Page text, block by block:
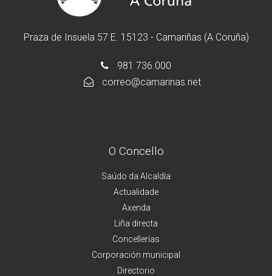
Praza de Insuela 57 E. 15123 - Camariñas (A Coruña)
981 736 000
correo@camarinas.net
O Concello
Saúdo da Alcaldía
Actualidade
Axenda
Liña directa
Concellerías
Corporación municipal
Directorio